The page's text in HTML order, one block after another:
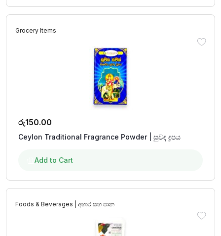
Grocery Items
රු150.00
Ceylon Traditional Fragrance Powder | සුවඳ දූපය
Add to Cart
Foods & Beverages | අහාර සහ පාන